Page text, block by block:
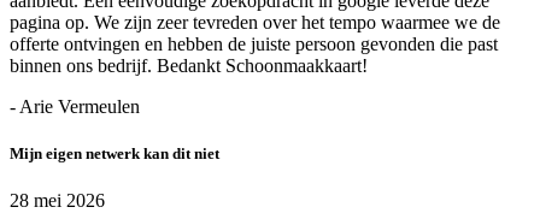
pagina op. We zijn zeer tevreden over het tempo waarmee we de
offerte ontvingen en hebben de juiste persoon gevonden die past
binnen ons bedrijf. Bedankt Schoonmaakkaart!
- Arie Vermeulen
Mijn eigen netwerk kan dit niet
28 mei 2026